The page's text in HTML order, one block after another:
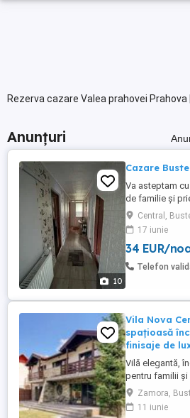
Rezerva cazare Valea prahovei Prahova
Anunțuri
10
Cazare
Va asteptam
de familie și
neuitat...zile de
Va sta la
o zonă liniștită
bai,internet,tv și
pe hol,și
Central,
17 iunie
34 EUR/
Telefon
Vila Nova
spațioasă
finisaje de
Vilă elegantă,
pentru familii și
confortul,
Beneficiază de
spre Munții
Zamora,
11 iunie